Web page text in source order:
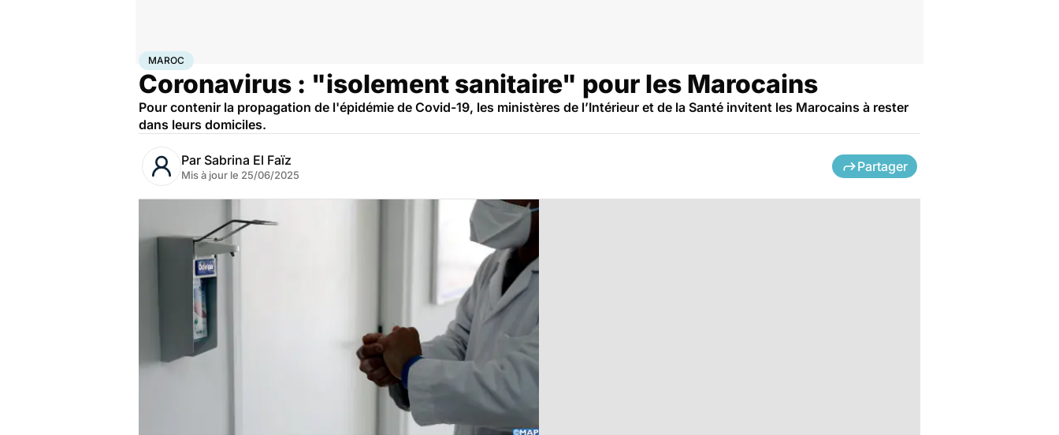
AccueilSanté
MAROC
Coronavirus : "isolement sanitaire" pour les Marocains
Pour contenir la propagation de l'épidémie de Covid-19, les ministères de l’Intérieur et de la Santé invitent les Marocains à rester
dans leurs domiciles.
Par Sabrina El Faïz
Mis à jour le 25/06/2025
Partager